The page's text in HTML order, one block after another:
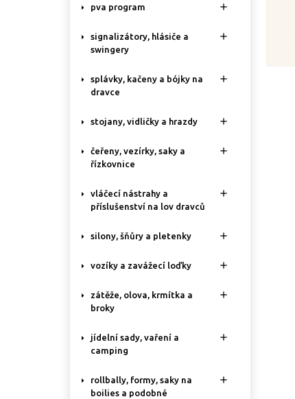
pva program 
signalizátory, hlásiče a
swingery

splávky, kačeny a bójky na
dravce

stojany, vidličky a hrazdy 
čeřeny, vezírky, saky a
řízkovnice

vláčecí nástrahy a
příslušenství na lov dravců

silony, šňůry a pletenky 
vozíky a zavážecí loďky 
zátěže, olova, krmítka a
broky

jídelní sady, vaření a
camping

rollbally, formy, saky na
boilies a podobné
